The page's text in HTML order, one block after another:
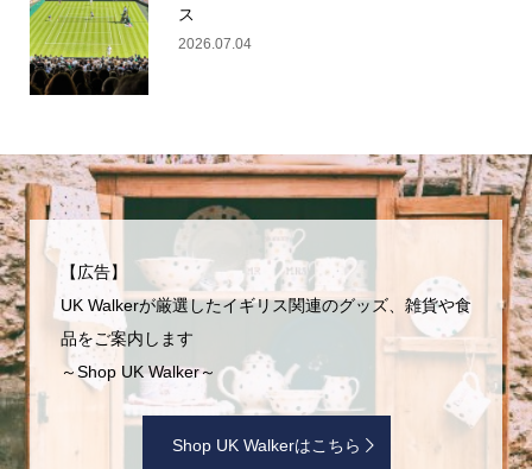
ス
2026.07.04
【広告】
UK Walkerが厳選したイギリス関連のグッズ、雑貨や食
品をご案内します
～Shop UK Walker～
Shop UK Walkerはこちら